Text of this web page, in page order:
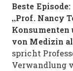
Beste Episode:
„Prof. Nancy
von Medizin
spricht
Verwandlung